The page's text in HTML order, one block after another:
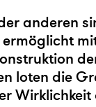
anderen
loten die